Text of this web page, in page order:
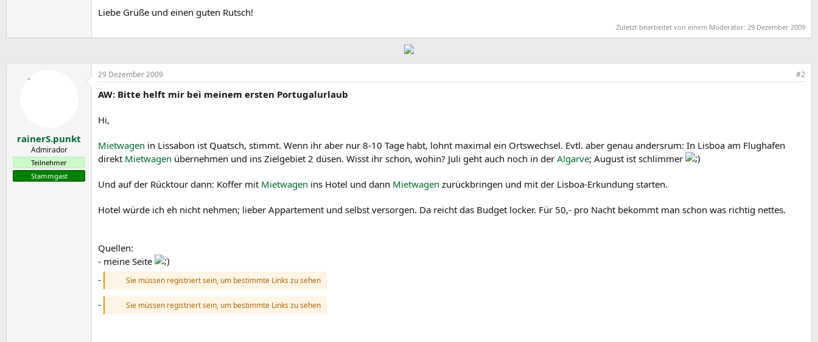
Liebe Grüße und einen guten Rutsch!
Zuletzt bearbeitet von einem Moderator: 29 Dezember 2009
rainerS.punkt
Admirador
Teilnehmer
Stammgast
29 Dezember 2009 #2
AW: Bitte helft mir bei meinem ersten Portugalurlaub
Hi,
Mietwagen in Lissabon ist Quatsch, stimmt. Wenn ihr aber nur 8-10 Tage habt, lohnt maximal ein Ortswechsel. Evtl. aber genau andersrum: In Lisboa am Flughafen
direkt Mietwagen übernehmen und ins Zielgebiet 2 düsen. Wisst ihr schon, wohin? Juli geht auch noch in der Algarve; August ist schlimmer
Und auf der Rücktour dann: Koffer mit Mietwagen ins Hotel und dann Mietwagen zurückbringen und mit der Lisboa-Erkundung starten.
Hotel würde ich eh nicht nehmen; lieber Appartement und selbst versorgen. Da reicht das Budget locker. Für 50,- pro Nacht bekommt man schon was richtig nettes.
Quellen:
- meine Seite
-
Sie müssen registriert sein, um bestimmte Links zu sehen
- Sie müssen registriert sein, um bestimmte Links zu sehen